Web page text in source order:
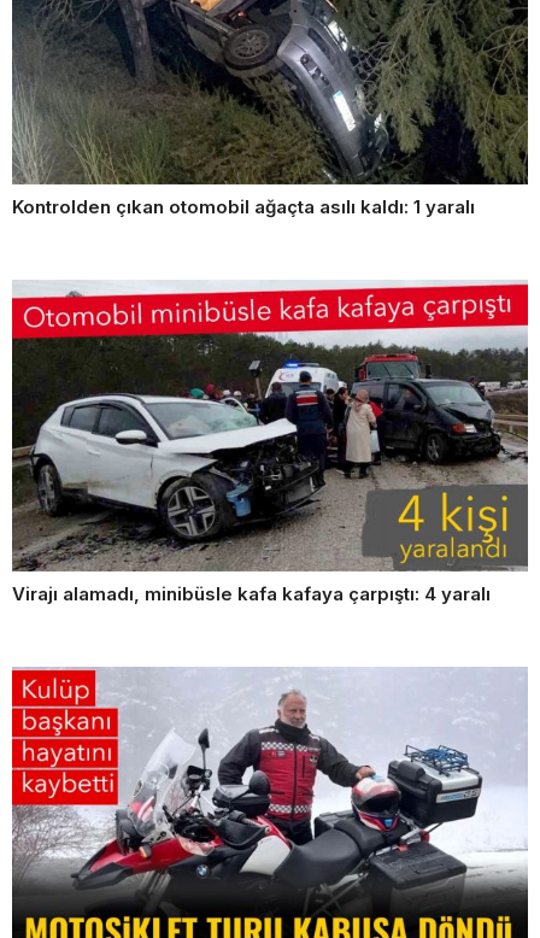
Kontrolden çıkan otomobil ağaçta asılı kaldı: 1 yaralı
Virajı alamadı, minibüsle kafa kafaya çarpıştı: 4 yaralı